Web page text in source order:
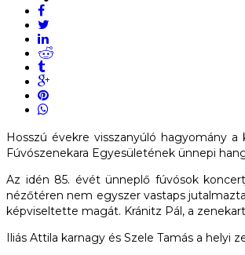
Hosszú évekre visszanyúló hagyomány
Fúvószenekara Egyesületének ünnepi
Az idén 85. évét ünneplő fúvósok
nézőtéren nem egyszer vastaps
képviseltette magát. Kránitz Pál, a
Iliás Attila karnagy és Szele Tamás a